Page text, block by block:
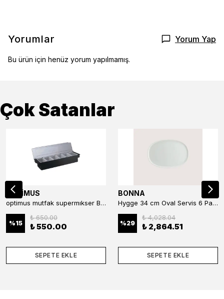
Yorumlar Yorum Yap
Bu ürün için henüz yorum yapılmamış.
Çok Satanlar
OPTİMUS
optimus mutfak supermıkser Bar Konteyner 6'lı 50×16×9 cm Kapaklı Polikarbon Organizer Bar & Kafe
%15
₺ 650.00
₺ 550.00
SEPETE EKLE
BONNA
Hygge 34 cm Oval Servis 6 Parça
%29
₺ 4,028.04
₺ 2,864.51
SEPETE EKLE